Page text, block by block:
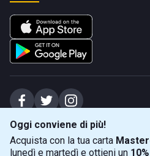
Oggi conviene di più!
Acquista con la tua carta
lunedì e martedì e ottieni un
Spiagge Srl - Sede legale: Via
capitale sociale Euro 31245,57 - Iscritta
Sede operativa: Via Flaminia 180, 47924